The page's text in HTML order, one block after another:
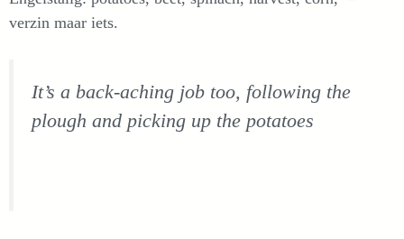
verzin maar iets.
It’s a back-aching job too, following the
plough and picking up the potatoes